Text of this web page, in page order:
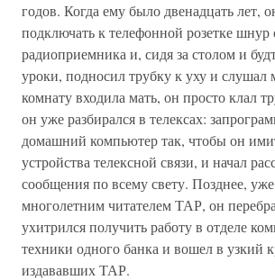
годов. Когда ему было двенадцать лет,
подключать к телефонной розетке шнур
радиоприемника и, сидя за столом и
уроки, подносил трубку к уху и слушал
комнату входила мать, он просто клал
он уже разбирался в телексах:
домашний компьютер так, чтобы он
устройства телексной связи, и начал
сообщения по всему свету. Позднее,
многолетним читателем ТАР, он
ухитрился получить работу в отделе
техники одного банка и вошел в узкий
издававших ТАР.